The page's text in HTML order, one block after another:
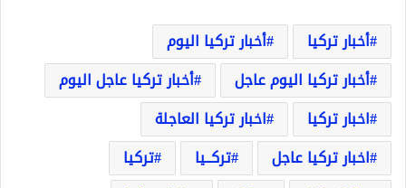
أخبار تركيا
أخبار تركيا اليوم
أخبار تركيا اليوم عاجل
أخبار تركيا عاجل اليوم
اخبار تركيا
اخبار تركيا العاجلة
اخبار تركيا عاجل
تركــيا
تركيا